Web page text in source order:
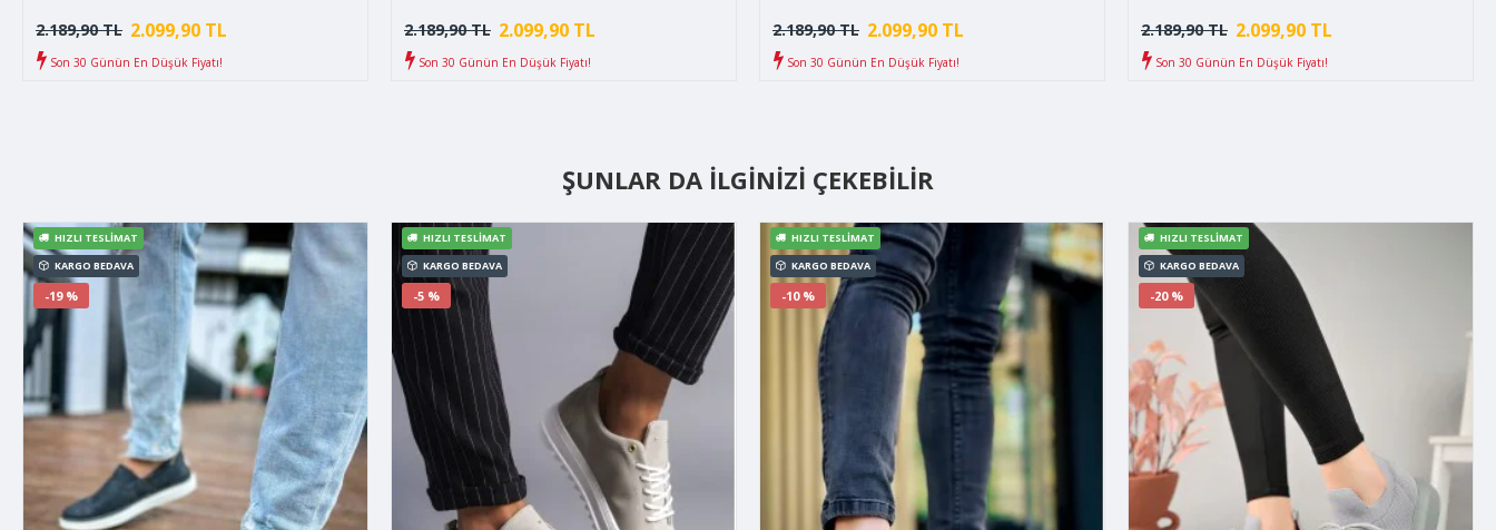
2.099,90 TL
2.189,90 TL
Son 30 Günün En Düşük Fiyatı!
2.099,90 TL
2.189,90 TL
Son 30 Günün En Düşük Fiyatı!
2.099,90 TL
2.189,90 TL
Son 30 Günün En Düşük Fiyatı!
2.099,90 TL
2.189,90 TL
Son 30 Günün En Düşük Fiyatı!
ŞUNLAR DA İLGINIZI ÇEKEBILIR
KARGO BEDAVA
HIZLI TESLIMAT
-19 %
KARGO BEDAVA
HIZLI TESLIMAT
-5 %
KARGO BEDAVA
HIZLI TESLIMAT
-10 %
KARGO BEDAVA
HIZLI TESLIMAT
-20 %